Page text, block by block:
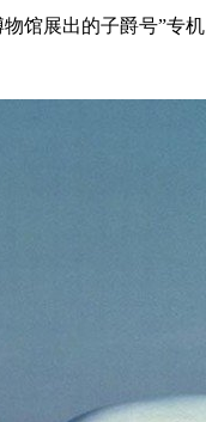
馆展出的子爵号”专机